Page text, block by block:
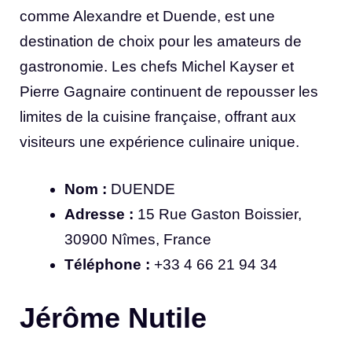
comme Alexandre et Duende, est une
destination de choix pour les amateurs de
gastronomie. Les chefs Michel Kayser et
Pierre Gagnaire continuent de repousser les
limites de la cuisine française, offrant aux
visiteurs une expérience culinaire unique.
Nom : DUENDE
Adresse : 15 Rue Gaston Boissier,
30900 Nîmes, France
Téléphone : +33 4 66 21 94 34
Jérôme Nutile